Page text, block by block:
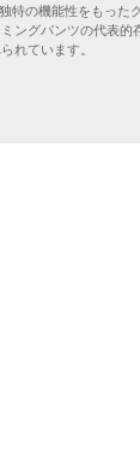
特の機能性をもった
ングパンツの代表的
れています。